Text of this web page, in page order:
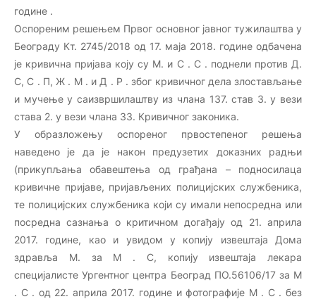
године .
Оспореним решењем Првог основног јавног тужилаштва у
Београду Кт. 2745/2018 од 17. маја 2018. године одбачена
је кривична пријава коју су М. и С . С . поднели против Д.
С, С . П, Ж . М . и Д . Р . због кривичног дела злостављање
и мучење у саизвршилаштву из члана 137. став 3. у вези
става 2. у вези члана 33. Кривичног законика.
У образложењу оспореног првостепеног решења
наведено је да је након предузетих доказних радњи
(прикупљања обавештења од грађана – подносилаца
кривичне пријаве, пријављених полицијских службеника,
те полицијских службеника који су имали непосредна или
посредна сазнања о критичном догађају од 21. априла
2017. године, као и увидом у копију извештаја Дома
здравља М. за М . С, копију извештаја лекара
специјалисте Ургентног центра Београд ПО.56106/17 за М
. С . од 22. априла 2017. године и фотографије М . С . без